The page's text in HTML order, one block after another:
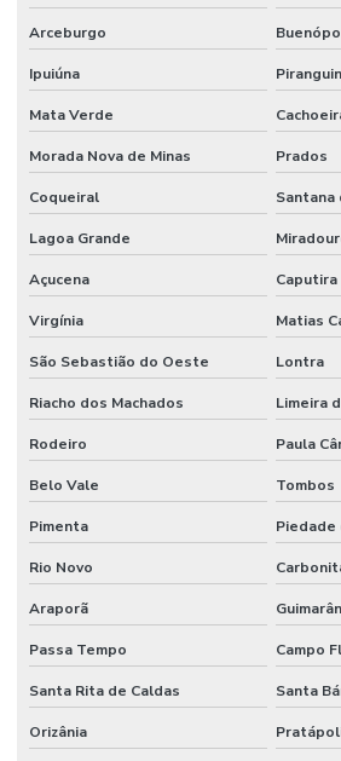
Arceburgo
Ipuiúna
Mata Verde
Morada Nova de Minas Prados
Coqueiral Santana
Lagoa Grande
Açucena Caputira
Virgínia Matias
São Sebastião do Oeste Lontra
Riacho dos Machados Limeira
Rodeiro Paula
Belo Vale Tombos
Pimenta Piedade
Rio Novo
Araporã
Passa Tempo Campo
Santa Rita de Caldas Santa
Orizânia